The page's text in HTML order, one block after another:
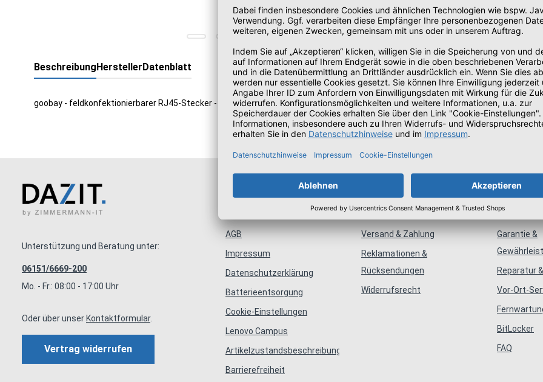
BeschreibungHerstellerDatenblatt
goobay - feldkonfektionierbarer RJ45-Stecker - RJ-45 / LSA - STP - Cat.6
Unterstützung und Beratung unter:
06151/6669-200
Mo. - Fr.: 08:00 - 17:00 Uhr
Oder über unser Kontaktformular.
Vertrag widerrufen
Informationen
AGB
Impressum
Datenschutzerklärung
Batterieentsorgung
Cookie-Einstellungen
Lenovo Campus
Artikelzustandsbeschreibungen
Barrierefreiheit
Bestellung
Versand & Zahlung
Reklamationen &
Rücksendungen
Widerrufsrecht
Garantie &
Reparatur
Vor-Ort-
BitLocker
FAQ